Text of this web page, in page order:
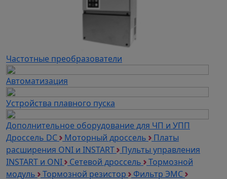
Частотные преобразователи
Автоматизация
Устройства плавного пуска
Дополнительное оборудование для ЧП и УПП
Дроссель DC
Моторный дроссель
Платы
расширения ONI и INSTART
Пульты управления
INSTART и ONI
Сетевой дроссель
Тормозной
модуль
Тормозной резистор Фильтр ЭМС